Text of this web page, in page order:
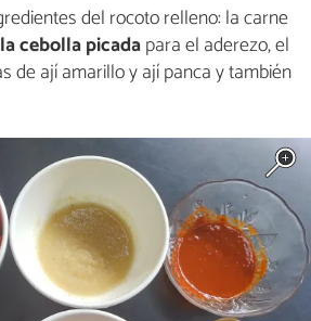
del rocoto relleno: la carne
la cebolla picadapara el aderezo, el
de ají amarillo y ají panca y también